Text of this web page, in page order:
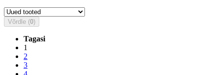
Võrdle (0)
Tagasi
1
2
3